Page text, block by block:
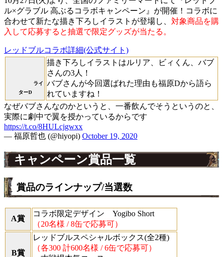
ル×グラブル 高ぶるコラボキャンペーン』が開催！コラボに
合わせて新たな描き下ろしイラストが登場し、 対象商品を購
入して応募すると抽選で限定グッズが当たる。
レッドブルコラボ詳細(公式サイト)
ライ
ターD
描き下ろしイラストはルリア、ビィくん、バブ
さんの3人！
バブさんが今回選ばれた理由も福原Dから語ら
れていますね！
なぜバブさんなのかというと、一番飲んでそうというのと、
実際に劇中で翼を授かっているからです
https://t.co/8HULcjgwxx
— 福原哲也 (@hiyopi) October 19, 2020
キャンペーン賞品一覧
賞品のラインナップ/当選数
A賞
コラボ限定デザイン Yogibo Short
（20名様 / 8缶で応募可）
B賞
レッドブルスペシャルボックス(全2種)
（各300 計600名様 / 6缶で応募可）